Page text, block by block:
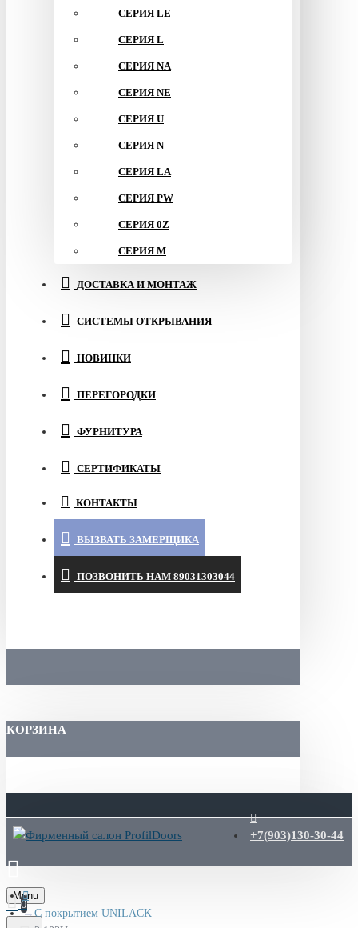
СЕРИЯ LE
СЕРИЯ L
СЕРИЯ NA
СЕРИЯ NE
СЕРИЯ U
СЕРИЯ N
СЕРИЯ LA
СЕРИЯ PW
СЕРИЯ 0Z
СЕРИЯ M
ДОСТАВКА И МОНТАЖ
СИСТЕМЫ ОТКРЫВАНИЯ
НОВИНКИ
ПЕРЕГОРОДКИ
ФУРНИТУРА
СЕРТИФИКАТЫ
КОНТАКТЫ
ВЫЗВАТЬ ЗАМЕРЩИКА
ПОЗВОНИТЬ НАМ 89031303044
КОРЗИНА
+7(903)130-30-44
Menu
0
С покрытием UNILACK